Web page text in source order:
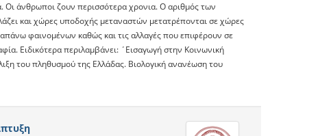
Οι άνθρωποι ζουν περισσότερα χρονια. Ο αριθμός των
και χώρες υποδοχής μεταναστών μετατρέπονται σε χώρες
φαινομένων καθώς και τις αλλαγές που επιφέρουν σε
Ειδικότερα περιλαμβάνει: ΄Εισαγωγή στην Κοινωνική
του πληθυσμού της Ελλάδας. Βιολογική ανανέωση του